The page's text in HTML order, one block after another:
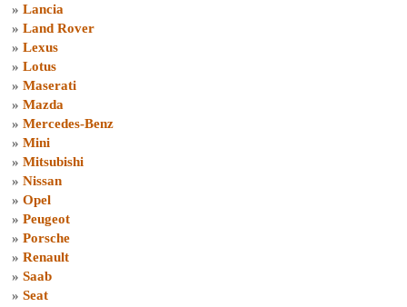
» Lancia
» Land Rover
» Lexus
» Lotus
» Maserati
» Mazda
» Mercedes-Benz
» Mini
» Mitsubishi
» Nissan
» Opel
» Peugeot
» Porsche
» Renault
» Saab
» Seat